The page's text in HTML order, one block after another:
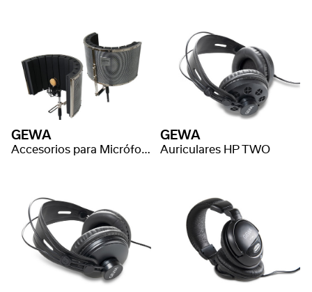
GEWA
Accesorios para Micrófono Pantalla de ambiente
GEWA
Auriculares HP TWO